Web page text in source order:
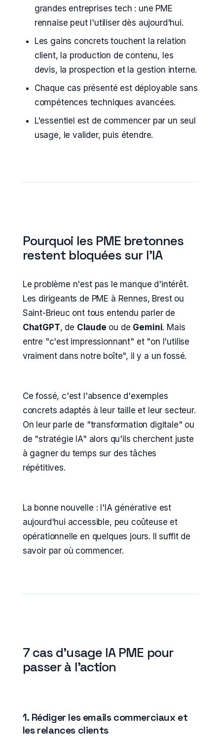
grandes entreprises tech : une PME
rennaise peut l'utiliser dès aujourd'hui.
Les gains concrets touchent la relation
client, la production de contenu, les
devis, la prospection et la gestion interne.
Chaque cas présenté est déployable sans
compétences techniques avancées.
L'essentiel est de commencer par un seul
usage, le valider, puis étendre.
Pourquoi les PME bretonnes
restent bloquées sur l'IA
Le problème n'est pas le manque d'intérêt.
Les dirigeants de PME à Rennes, Brest ou
Saint-Brieuc ont tous entendu parler de
ChatGPT, de Claude ou de Gemini. Mais
entre "c'est impressionnant" et "on l'utilise
vraiment dans notre boîte", il y a un fossé.
Ce fossé, c'est l'absence d'exemples
concrets adaptés à leur taille et leur secteur.
On leur parle de "transformation digitale" ou
de "stratégie IA" alors qu'ils cherchent juste
à gagner du temps sur des tâches
répétitives.
La bonne nouvelle : l'IA générative est
aujourd'hui accessible, peu coûteuse et
opérationnelle en quelques jours. Il suffit de
savoir par où commencer.
7 cas d'usage IA PME pour
passer à l'action
1. Rédiger les emails commerciaux et
les relances clients